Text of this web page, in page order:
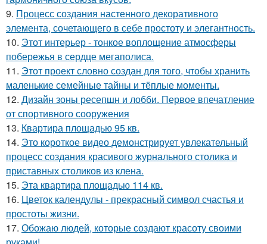
9. Процесс создания настенного декоративного
элемента, сочетающего в себе простоту и элегантность.
10. Этот интерьер - тонкое воплощение атмосферы
побережья в сердце мегаполиса.
11. Этот проект словно создан для того, чтобы хранить
маленькие семейные тайны и тёплые моменты.
12. Дизайн зоны ресепшн и лобби. Первое впечатление
от спортивного сооружения
13. Квартира площадью 95 кв.
14. Это короткое видео демонстрирует увлекательный
процесс создания красивого журнального столика и
приставных столиков из клена.
15. Эта квартира площадью 114 кв.
16. Цветок календулы - прекрасный символ счастья и
простоты жизни.
17. Обожаю людей, которые создают красоту своими